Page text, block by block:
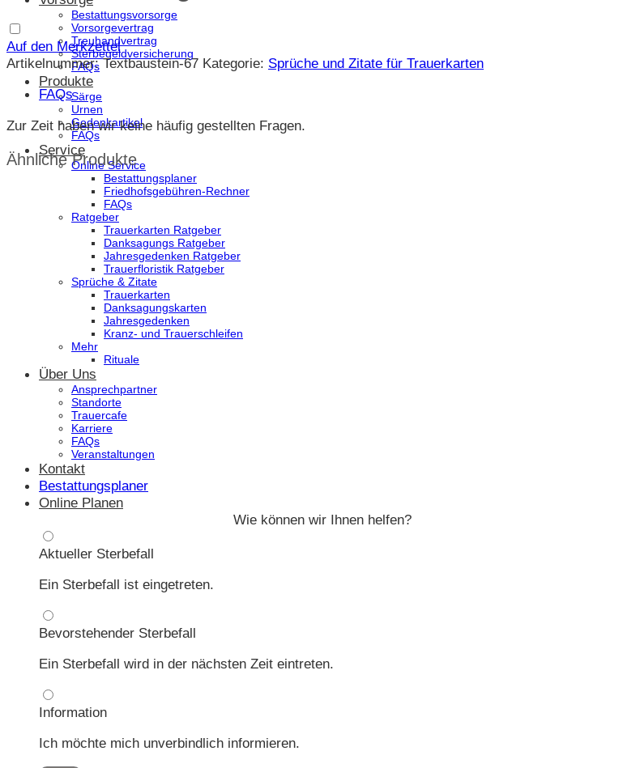
Bestattungsvorsorge
Vorsorgevertrag
Treuhandvertrag
Sterbegeldversicherung
FAQs
Produkte
Särge
Urnen
Gedenkartikel
FAQs
Service
Online Service
Bestattungsplaner
Friedhofsgebühren-Rechner
FAQs
Ratgeber
Trauerkarten Ratgeber
Danksagungs Ratgeber
Jahresgedenken Ratgeber
Trauerfloristik Ratgeber
Sprüche & Zitate
Trauerkarten
Danksagungskarten
Jahresgedenken
Kranz- und Trauerschleifen
Mehr
Rituale
Über Uns
Ansprechpartner
Standorte
Trauercafe
Karriere
FAQs
Veranstaltungen
Kontakt
Bestattungsplaner
Online Planen
Wie können wir Ihnen helfen?
Aktueller Sterbefall
Ein Sterbefall ist eingetreten.
Bevorstehender Sterbefall
Ein Sterbefall wird in der nächsten Zeit eintreten.
Information
Ich möchte mich unverbindlich informieren.
Auf den Merkzettel
Artikelnummer:Textbaustein-67 Kategorie: Sprüche und Zitate für Trauerkarten
FAQs
Zur Zeit haben wir keine häufig gestellten Fragen.
Ähnliche Produkte